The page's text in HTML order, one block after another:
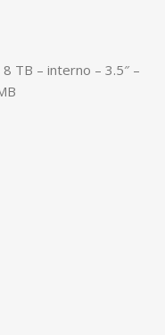
TB – interno – 3.5″ –